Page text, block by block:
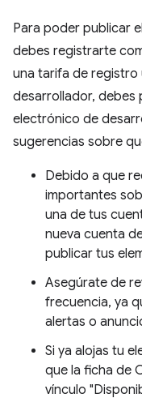
Para poder publicar
debes registrarte
una tarifa de registro
desarrollador,
electrónico de
sugerencias sobre
Debido a que
importantes
una de tus
nueva cuenta
publicar tus
Asegúrate de
frecuencia, ya
alertas o
Si ya alojas tu
que la ficha de
vínculo